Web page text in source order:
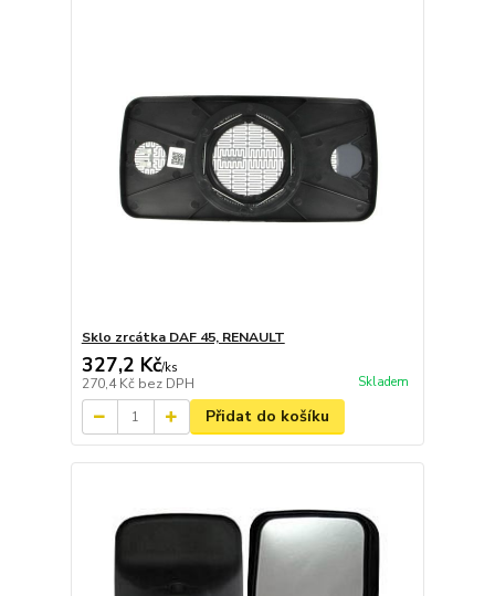
Sklo zrcátka DAF 45, RENAULT
327,2 Kč/ks
270,4 Kč bez DPH Skladem
Přidat do košíku